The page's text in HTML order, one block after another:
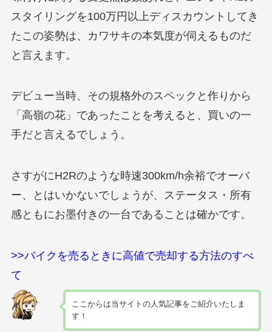
スタイリングを100万円以上ディスカウントしてき
たこの姿勢は、カワサキの本気度が伺えるものだ
と言えます。
デビュー当時、その規格外のスペックと作りから
「高嶺の花」であったことを考えると、買いの一
手だと言えるでしょう。
さすがにH2Rのような時速300km/h余裕でオーバ
ー、とはいかないでしょうが、ステータス・所有
感ともにお墨付きの一台であることは確かです。
>>バイクを売るときに高値で売却する方法のすべ
て
ここからは当サイトの人気記事をご紹介いたしま
す！